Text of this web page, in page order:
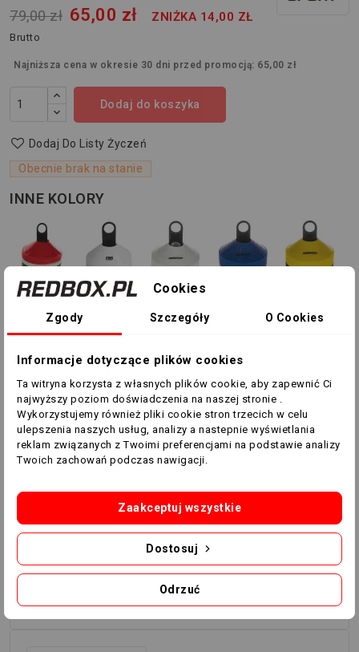
79,00 zł 65,00 zł ZNIŻKA 14,00 ZŁ
Brutto
Najniższa cena w okresie 30 dni przed promocją: 65,00 zł
Dodaj do koszyka
Dodaj Do Listy Życzeń
Obecnie brak na stanie
INNE KOLORY
Stożki treningowe RBSPORT
niemal w każdej dziedzinie sportu. Dzięki stożkom i
zastosowaniu odpowiednich ćwiczeń szybko poprawisz
zwrotność i zwinność. Pomogą one ci rozwinąć kontrolę
nad swoim ciałem.
Ilość: 40 sztuk, po 20 sztuk z koloru.
Cookies
Zgody Szczegóły O Cookies
Informacje dotyczące plików cookies
Ta witryna korzysta z własnych plików cookie, aby zapewnić Ci
najwyższy poziom doświadczenia na naszej stronie .
Wykorzystujemy również pliki cookie stron trzecich w celu
ulepszenia naszych usług, analizy a nastepnie wyświetlania
reklam związanych z Twoimi preferencjami na podstawie analizy
Twoich zachowań podczas nawigacji.
Odrzuć
Dostosuj
Zaakceptuj wszystkie